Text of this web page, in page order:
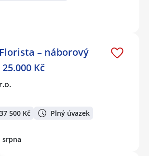
– náborový
Kč
500 Kč Plný úvazek
srpna